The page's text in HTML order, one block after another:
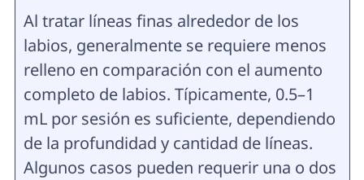
Al tratar líneas finas alrededor de los
labios, generalmente se requiere menos
relleno en comparación con el aumento
completo de labios. Típicamente, 0.5–1
mL por sesión es suficiente, dependiendo
de la profundidad y cantidad de líneas.
Algunos casos pueden requerir una o dos